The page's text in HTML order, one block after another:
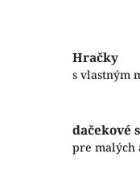
Hračky
s vlastným
dačekové
pre malých